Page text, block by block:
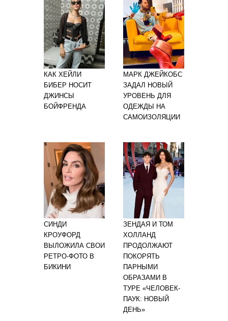
КАК ХЕЙЛИ
БИБЕР НОСИТ
ДЖИНСЫ
БОЙФРЕНДА
МАРК ДЖЕЙКОБС
ЗАДАЛ НОВЫЙ
УРОВЕНЬ ДЛЯ
ОДЕЖДЫ НА
САМОИЗОЛЯЦИИ
СИНДИ
КРОУФОРД
ВЫЛОЖИЛА СВОИ
РЕТРО-ФОТО В
БИКИНИ
ЗЕНДАЯ И ТОМ
ХОЛЛАНД
ПРОДОЛЖАЮТ
ПОКОРЯТЬ
ПАРНЫМИ
ОБРАЗАМИ В
ТУРЕ «ЧЕЛОВЕК-
ПАУК: НОВЫЙ
ДЕНЬ»